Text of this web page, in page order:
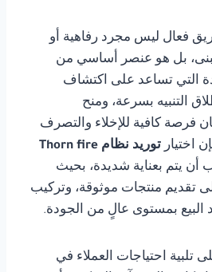
فعال ليس مجرد رفاهية أو
بل هو عنصر أساسي من
التي تساعد على اكتشاف
التنبيه بسرعة، ومنح
فرصة كافية للإخلاء والتصرف
اختيار
توريد نظام Thorn fire
أن يتم بعناية شديدة، بحيث
تقديم منتجات موثوقة، وتركيب
البيع بمستوى عالٍ من الجودة.
تلبية احتياجات العملاء في